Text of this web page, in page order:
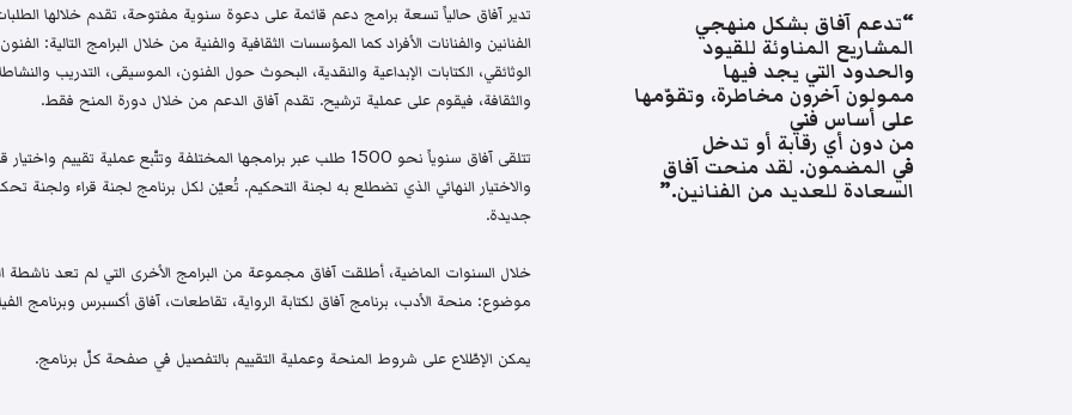
“تدعم آفاق بشكل منهجي
المشاريع المناوئة للقيود
والحدود التي يجد فيها
ممولون آخرون مخاطرة، وتقوّمها
على أساس فني
من دون أي رقابة أو تدخل
في المضمون. لقد منحت آفاق
السعادة للعديد من الفنانين.”
تدير آفاق حالياً تسعة برامج دعم قائمة على دعوة سنوية مفتوحة، تقدم خلالها
الفنانين والفنانات الأفراد كما المؤسسات الثقافية والفنية من خلال البرامج التالية:
الوثائقي، الكتابات الإبداعية والنقدية، البحوث حول الفنون، الموسيقى، التدريب
والثقافة، فيقوم على عملية ترشيح. تقدم آفاق الدعم من خلال دورة المنح فقط.
تتلقى آفاق سنوياً نحو 1500 طلب عبر برامجها المختلفة وتتّبع عملية
والاختيار النهائي الذي تضطلع به لجنة التحكيم. تُعيّن لكل برنامج لجنة قراء
جديدة.
خلال السنوات الماضية، أطلقت آفاق مجموعة من البرامج الأخرى التي لم تعد ناشطة
موضوع: منحة الأدب، برنامج آفاق لكتابة الرواية، تقاطعات، آفاق أكسبرس وبرنامج
يمكن الإطّلاع على شروط المنحة وعملية التقييم بالتفصيل في صفحة كلّ برنامج.